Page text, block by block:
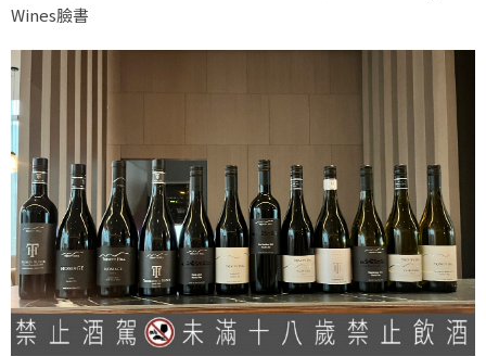
Wines臉書